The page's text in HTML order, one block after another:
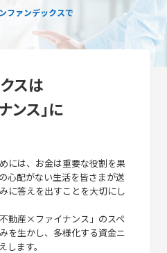
ファンデックスで
スは
ンス」に
には、お金は重要な役割を果
心配がない生活を皆さまが送
に答えを出すことを大切にし
動産×ファイナンス」のスペ
を生かし、多様化する資金ニ
ます。